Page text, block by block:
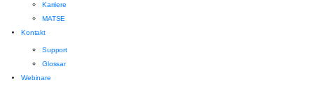
Karriere
MATSE
Kontakt
Support
Glossar
Webinare